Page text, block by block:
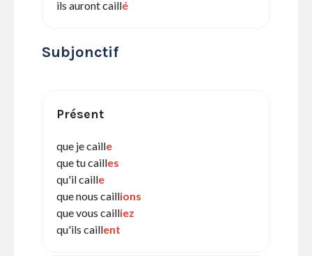
ils auront caillé
Subjonctif
Présent
que je caille
que tu cailles
qu'il caille
que nous caillions
que vous cailliez
qu'ils caillent